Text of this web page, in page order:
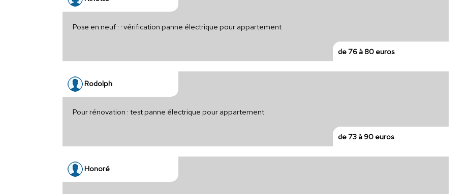
Pose en neuf : : vérification panne électrique pour appartement
de 76 à 80 euros
Rodolph
Pour rénovation : test panne électrique pour appartement
de 73 à 90 euros
Honoré